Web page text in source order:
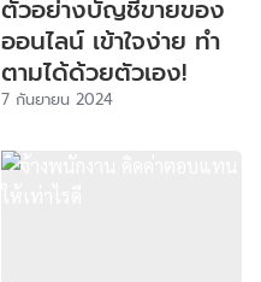
ตัวอย่างบัญชีขายของ
ออนไลน์ เข้าใจง่าย ทำ
ตามได้ด้วยตัวเอง!
7 กันยายน 2024